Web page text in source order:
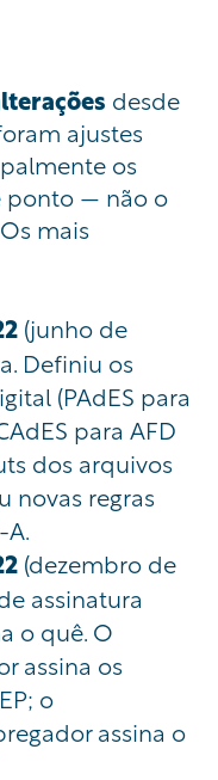
desde
ajustes
os
ponto — não o
mais
(junho de
Definiu os
(PAdES para
para AFD
dos arquivos
novas regras
(dezembro de
assinatura
o quê. O
assina os
o
assina o